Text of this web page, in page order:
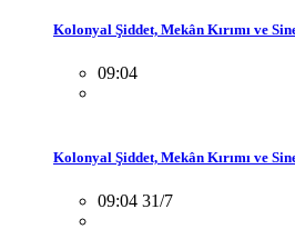
Kolonyal Şiddet, Mekân Kırımı ve
09:04
Kolonyal Şiddet, Mekân Kırımı ve
09:04 31/7